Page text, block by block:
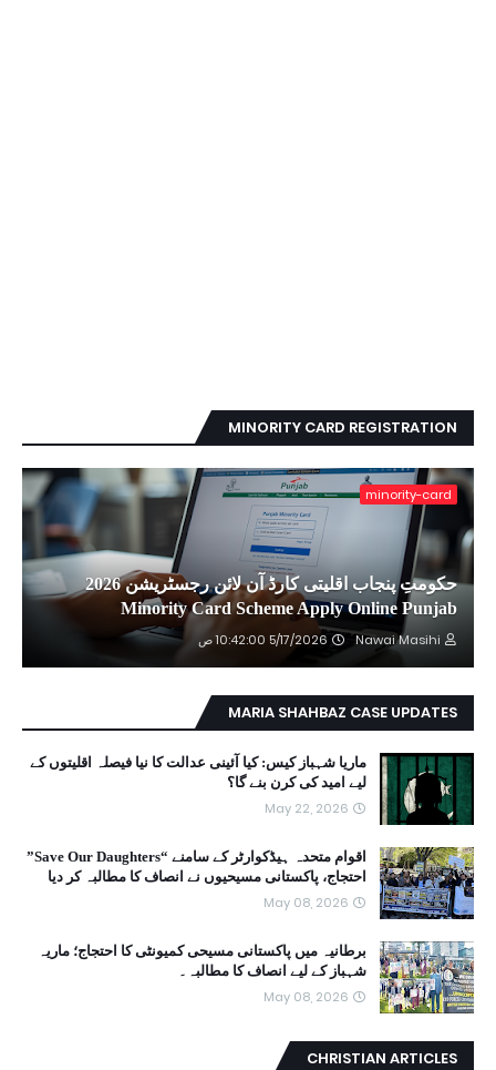
MINORITY CARD REGISTRATION
minority-card
حکومتِ پنجاب اقلیتی کارڈ آن لائن رجسٹریشن 2026
Minority Card Scheme Apply Online Punjab
Nawai Masihi 5/17/2026 10:42:00 ص
MARIA SHAHBAZ CASE UPDATES
ماریا شہباز کیس: کیا آئینی عدالت کا نیا فیصلہ اقلیتوں کے
لیے امید کی کرن بنے گا؟
May 22, 2026
اقوام متحدہ ہیڈکوارٹر کے سامنے “Save Our Daughters”
احتجاج، پاکستانی مسیحیوں نے انصاف کا مطالبہ کر دیا
May 08, 2026
برطانیہ میں پاکستانی مسیحی کمیونٹی کا احتجاج؛ ماریہ
شہباز کے لیے انصاف کا مطالبہ۔
May 08, 2026
CHRISTIAN ARTICLES